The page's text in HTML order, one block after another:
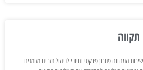
תקווה
המהווה פתרון פרקטי וחיוני לניהול תזרים מזומנים